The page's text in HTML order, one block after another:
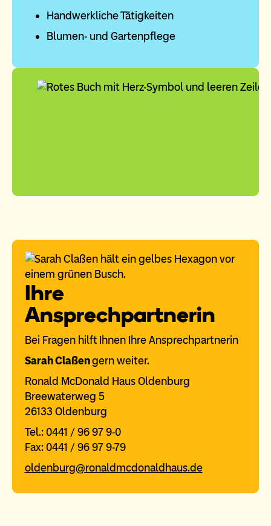
Handwerkliche Tätigkeiten
Blumen- und Gartenpflege
Ihre
Ansprechpartnerin
Bei Fragen hilft Ihnen Ihre Ansprechpartnerin
Sarah Claßengern weiter.
Ronald McDonald Haus Oldenburg
Breewaterweg 5
26133 Oldenburg
Tel.: 0441 / 96 97 9-0
Fax: 0441 / 96 97 9-79
oldenburg@ronaldmcdonaldhaus.de